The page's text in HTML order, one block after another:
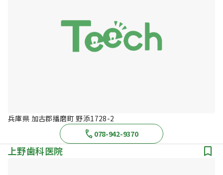
兵庫県 加古郡播磨町 野添1728-2
078-942-9370
上野歯科医院